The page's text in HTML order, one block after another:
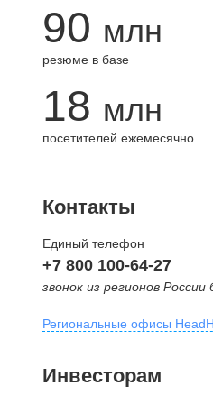
90 млн
резюме в базе
18 млн
посетителей ежемесячно
Контакты
Единый телефон
+7 800 100-64-27
звонок из регионов
Региональные офисы
внутригородская территория
Инвесторам